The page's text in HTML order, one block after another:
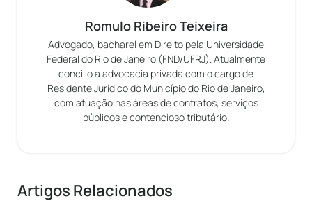
Romulo Ribeiro Teixeira
Advogado, bacharel em Direito pela Universidade
Federal do Rio de Janeiro (FND/UFRJ). Atualmente
concilio a advocacia privada com o cargo de
Residente Jurídico do Município do Rio de Janeiro,
com atuação nas áreas de contratos, serviços
públicos e contencioso tributário.
Artigos Relacionados